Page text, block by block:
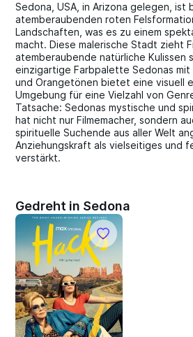
Sedona, USA, in Arizona gelegen, ist
atemberaubenden roten
Landschaften, was es zu einem
macht. Diese malerische Stadt zieht
atemberaubende natürliche Kulissen
einzigartige Farbpalette Sedonas
und Orangetönen bietet eine visuell
Umgebung für eine Vielzahl von
Tatsache: Sedonas mystische und
hat nicht nur Filmemacher, sondern
spirituelle Suchende aus aller Welt
Anziehungskraft als vielseitiges und
verstärkt.
Gedreht in Sedona